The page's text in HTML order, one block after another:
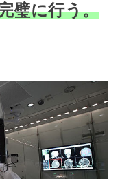
璧に行う。